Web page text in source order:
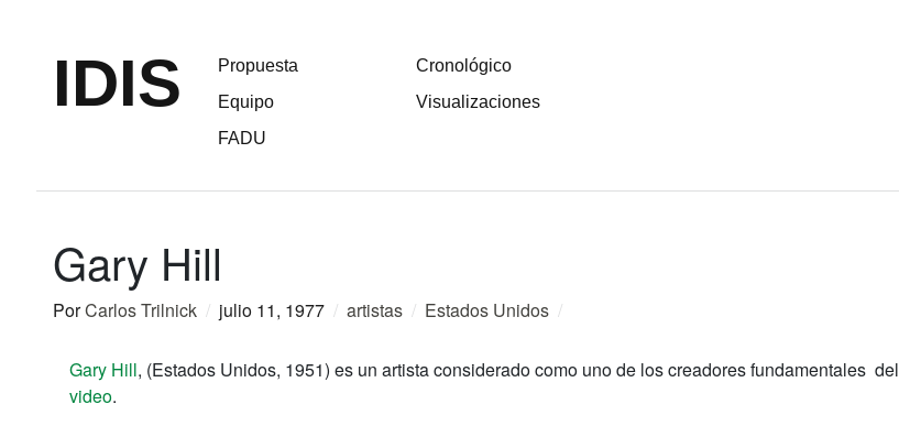
IDIS
Propuesta
Equipo
FADU
Cronológico
Visualizaciones
Gary Hill
PorCarlos Trilnick / julio 11, 1977 / artistas / Estados Unidos /
Gary Hill, (Estados Unidos, 1951) es un artista considerado como uno de los creadores fundamentales del
video.